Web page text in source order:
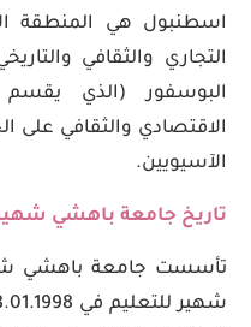
اسطنبول هي المنطقة
التجاري والثقافي
البوسفور (الذي يقسم
الاقتصادي والثقافي على
الآسيويين.
تاريخ جامعة باهشي
تأسست جامعة باهشي